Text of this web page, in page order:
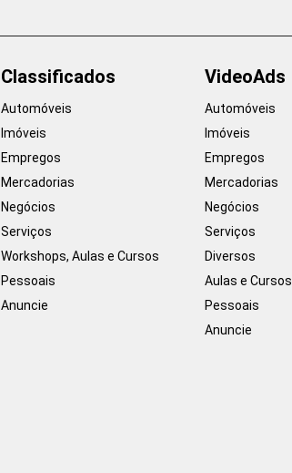
Classificados
Automóveis
Imóveis
Empregos
Mercadorias
Negócios
Serviços
Workshops, Aulas e Cursos
Pessoais
Anuncie
VideoAds
Automóveis
Imóveis
Empregos
Mercadorias
Negócios
Serviços
Diversos
Aulas e Cursos
Pessoais
Anuncie